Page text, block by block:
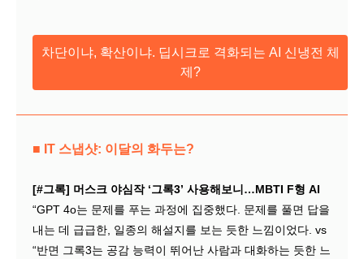
차단이냐, 확산이냐. 딥시크로 격화되는 AI 신냉전 체
제?
■ IT 스냅샷: 이달의 화두는?
[#그록] 머스크 야심작 ‘그록3’ 사용해보니…MBTI F형 AI
“GPT 4o는 문제를 푸는 과정에 집중했다. 문제를 풀면 답을
내는 데 급급한, 일종의 해설지를 보는 듯한 느낌이었다. vs
“반면 그록3는 공감 능력이 뛰어난 사람과 대화하는 듯한 느